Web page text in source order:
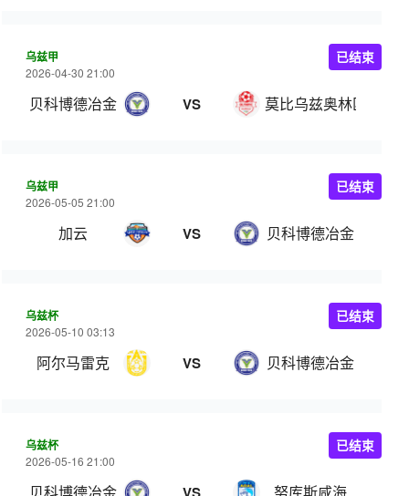
乌兹甲
2026-04-30 21:00
贝科博德冶金 VS 莫比乌兹奥林匹克
已结束
乌兹甲
2026-05-05 21:00
加云 VS 贝科博德冶金
已结束
乌兹杯
2026-05-10 03:13
阿尔马雷克 VS 贝科博德冶金
已结束
乌兹杯
2026-05-16 21:00
已结束